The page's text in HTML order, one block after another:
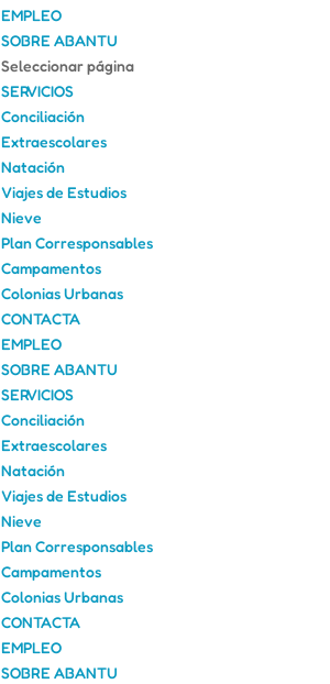
EMPLEO
SOBRE ABANTU
Seleccionar página
SERVICIOS
Conciliación
Extraescolares
Natación
Viajes de Estudios
Nieve
Plan Corresponsables
Campamentos
Colonias Urbanas
CONTACTA
EMPLEO
SOBRE ABANTU
SERVICIOS
Conciliación
Extraescolares
Natación
Viajes de Estudios
Nieve
Plan Corresponsables
Campamentos
Colonias Urbanas
CONTACTA
EMPLEO
SOBRE ABANTU